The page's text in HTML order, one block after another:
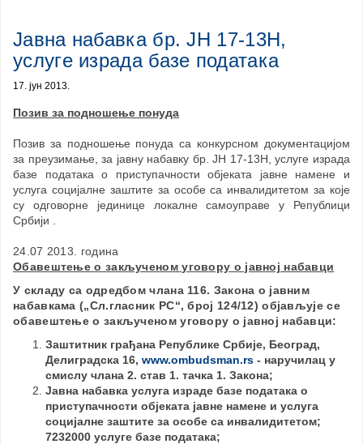
Јавна набавка бр. ЈН 17-13Н,
услугe израда базе података
17. јун 2013.
Позив за подношење понуда
Позив за подношење понуда са конкурсном документацијом
за преузимање, за јавну набавку бр. ЈН 17-13Н, услуге израда
базе података о приступачности објеката јавне намене и
услуга социјалне заштите за особе са инвалидитетом за које
су одговорне јединице локалне самоуправе у Републици
Србији .
24.07 2013. година
Обавештење о закљученом уговору о јавној набавци
У складу са одредбом члана 116. Закона о јавним
набавкама („Сл.гласник РС“, број 124/12) објављује се
обавештење о закљученом уговору о јавној набавци:
Заштитник грађана Републике Србије, Београд,
Делиградска 16, www.ombudsman.rs - наручилац у
смислу члана 2. став 1. тачка 1. Закона;
Јавна набавка услуга израде базе података о
приступачности објеката јавне намене и услуга
социјалне заштите за особе са инвалидитетом;
7232000 услуге базе података;